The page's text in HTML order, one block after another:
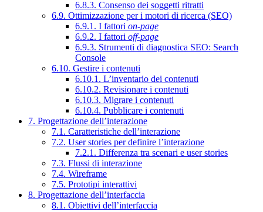
6.8.3. Consenso dei soggetti ritratti
6.9. Ottimizzazione per i motori di ricerca (SEO)
6.9.1. I fattori on-page
6.9.2. I fattori off-page
6.9.3. Strumenti di diagnostica SEO: Search
Console
6.10. Gestire i contenuti
6.10.1. L’inventario dei contenuti
6.10.2. Revisionare i contenuti
6.10.3. Migrare i contenuti
6.10.4. Pubblicare i contenuti
7. Progettazione dell’interazione
7.1. Caratteristiche dell’interazione
7.2. User stories per definire l’interazione
7.2.1. Differenza tra scenari e user stories
7.3. Flussi di interazione
7.4. Wireframe
7.5. Prototipi interattivi
8. Progettazione dell’interfaccia
8.1. Obiettivi dell’interfaccia